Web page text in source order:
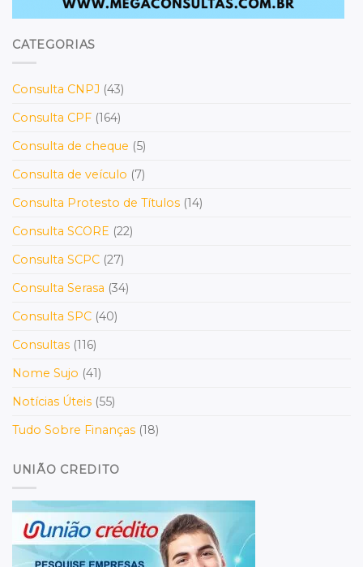
CATEGORIAS
Consulta CNPJ (43)
Consulta CPF (164)
Consulta de cheque (5)
Consulta de veículo (7)
Consulta Protesto de Títulos (14)
Consulta SCORE (22)
Consulta SCPC (27)
Consulta Serasa (34)
Consulta SPC (40)
Consultas (116)
Nome Sujo (41)
Notícias Úteis (55)
Tudo Sobre Finanças (18)
UNIÃO CREDITO